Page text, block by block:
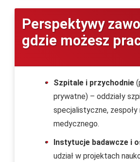
Perspektywy
gdzie możesz
Szpitale i przychodnie
prywatne) – oddziały
specjalistyczne,
medycznego.
Instytucje badawcze i
udział w projektach